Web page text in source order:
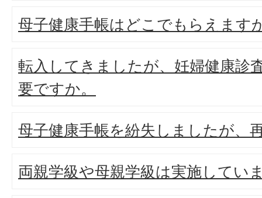
母子健康手帳はどこでもらえます
転入してきましたが、妊婦健康診
要ですか。
母子健康手帳を紛失しましたが、
両親学級や母親学級は実施してい